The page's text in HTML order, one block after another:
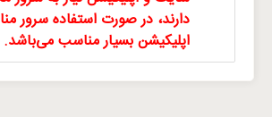
دارند، در صورت استفاده سرور
اپلیکیشن بسیار مناسب می‌باشد.